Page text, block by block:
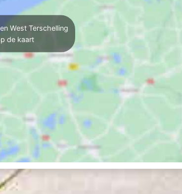
West Terschelling
de kaart